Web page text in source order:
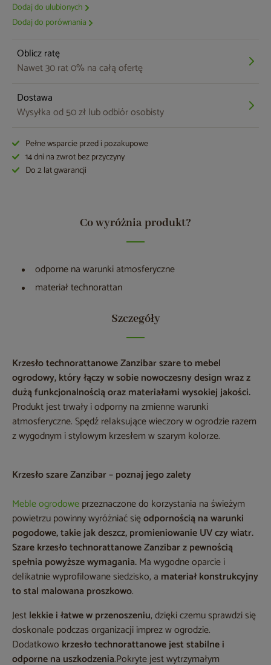
Dodaj do ulubionych
Dodaj do porównania
Oblicz ratę
Nawet 30 rat 0% na całą ofertę
Dostawa
Wysyłka od 50 zł lub odbiór osobisty
Pełne wsparcie przed i pozakupowe
14 dni na zwrot bez przyczyny
Do 2 lat gwarancji
Co wyróżnia produkt?
odporne na warunki atmosferyczne
materiał technorattan
Szczegóły
Krzesło technorattanowe Zanzibar szare to mebel
ogrodowy, który łączy w sobie nowoczesny design wraz z
dużą funkcjonalnością oraz materiałami wysokiej jakości.
Produkt jest trwały i odporny na zmienne warunki
atmosferyczne. Spędź relaksujące wieczory w ogrodzie razem
z wygodnym i stylowym krzesłem w szarym kolorze.
Krzesło szare Zanzibar – poznaj jego zalety
Meble ogrodoweprzeznaczone do korzystania na świeżym
powietrzu powinny wyróżniać sięodpornością na warunki
pogodowe, takie jak deszcz, promieniowanie UV czy wiatr.
Szare krzesło technorattanowe Zanzibar z pewnością
spełnia powyższe wymagania.Ma wygodne oparcie i
delikatnie wyprofilowane siedzisko, a materiał konstrukcyjny
to stal malowana proszkowo.
Jestlekkie i łatwe w przenoszeniu, dzięki czemu sprawdzi się
doskonale podczas organizacji imprez w ogrodzie.
Dodatkowo krzesło technorattanowe jest stabilne i
odporne na uszkodzenia.Pokryte jest wytrzymałym